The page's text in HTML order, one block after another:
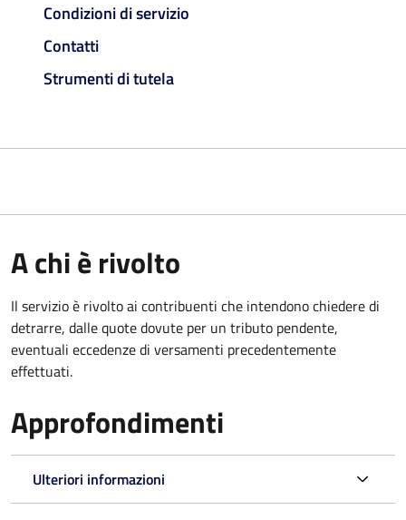
Condizioni di servizio
Contatti
Strumenti di tutela
A chi è rivolto
Il servizio è rivolto ai contribuenti che intendono chiedere di
detrarre, dalle quote dovute per un tributo pendente,
eventuali eccedenze di versamenti precedentemente
effettuati.
Approfondimenti
Ulteriori informazioni